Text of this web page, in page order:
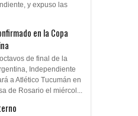
y expuso las
en la Copa
de final de la
Independiente
a Atlético Tucumán en
de Rosario el miércol...